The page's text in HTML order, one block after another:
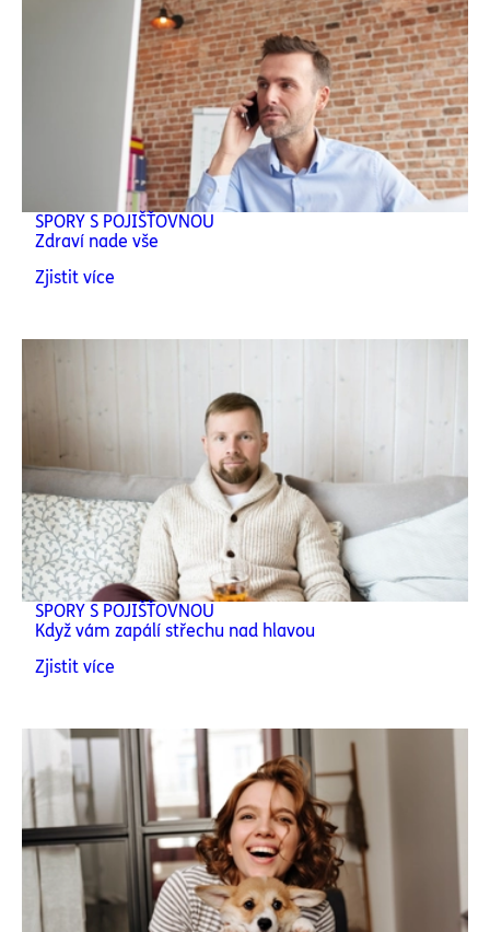
SPORY S POJIŠŤOVNOU
Zdraví nade vše
Zjistit více
SPORY S POJIŠŤOVNOU
Když vám zapálí střechu nad hlavou
Zjistit více